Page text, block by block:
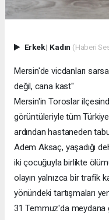
Erkek| Kadın (Haberi
Mersin'de vicdanları
değil, cana kast"
Mersin'in Toroslar
görüntüleriyle tüm
ardından hastaneden
Adem Aksaç, yaşadığı
iki çocuğuyla birlikte
olayın yalnızca bir trafik
yönündeki tartışmaları
31 Temmuz'da meydana